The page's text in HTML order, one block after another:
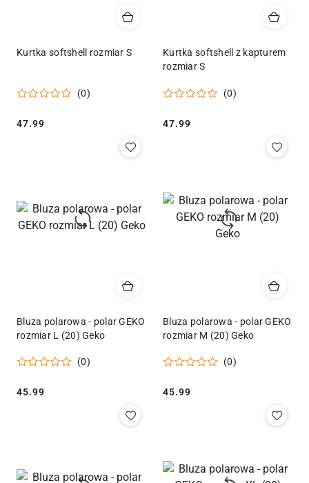
Kurtka softshell rozmiar S
(0)
Cena:
47.99
Kurtka softshell z kapturem
rozmiar S
(0)
Cena:
47.99
Bluza polarowa - polar GEKO
rozmiar L (20) Geko
(0)
Cena:
45.99
Bluza polarowa - polar GEKO
rozmiar M (20) Geko
(0)
Cena:
45.99